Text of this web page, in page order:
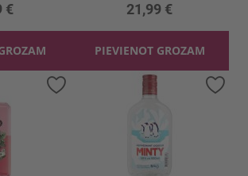
€ 21,99 €
PIEVIENOT GROZAM
Pievienot vēlmju sarakstam